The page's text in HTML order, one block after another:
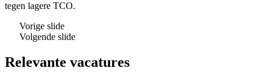
tegen lagere TCO.
Vorige slide
Volgende slide
Relevante vacatures